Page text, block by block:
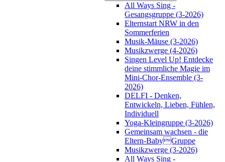
All Ways Sing -
Gesangsgruppe (3-2026)
Elternstart NRW in den
Sommerferien
Musik-Mäuse (3-2026)
Musikzwerge (4-2026)
Singen Level Up! Entdecke
deine stimmliche Magie im
Mini-Chor-Ensemble (3-
2026)
DELFI - Denken,
Entwickeln, Lieben, Fühlen,
Individuell
Yoga-Kleingruppe (3-2026)
Gemeinsam wachsen - die
Eltern-BabyGruppe
Musikzwerge (3-2026)
All Ways Sing -